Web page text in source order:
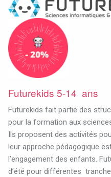
Futurekids 5-14 ans
Futurekids fait partie des
pour la formation aux
Ils proposent des activités
leur approche pédagogique
l’engagement des enfants.
d’été pour différentes